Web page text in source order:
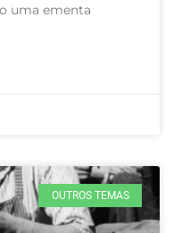
uma ementa
OUTROS TEMAS